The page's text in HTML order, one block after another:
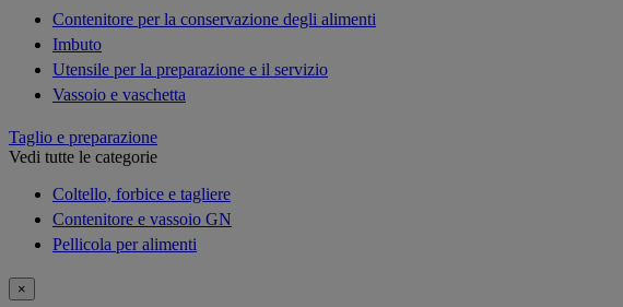
Contenitore per la conservazione degli alimenti
Imbuto
Utensile per la preparazione e il servizio
Vassoio e vaschetta
Taglio e preparazione
Vedi tutte le categorie
Coltello, forbice e tagliere
Contenitore e vassoio GN
Pellicola per alimenti
×